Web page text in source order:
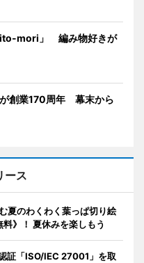
ito-mori」 編み物好きが
創業170周年 幕末から
ース
夏のわくわく葉っぱ切り絵
》！ 夏休みを楽しもう
証「ISO/IEC 27001」を取